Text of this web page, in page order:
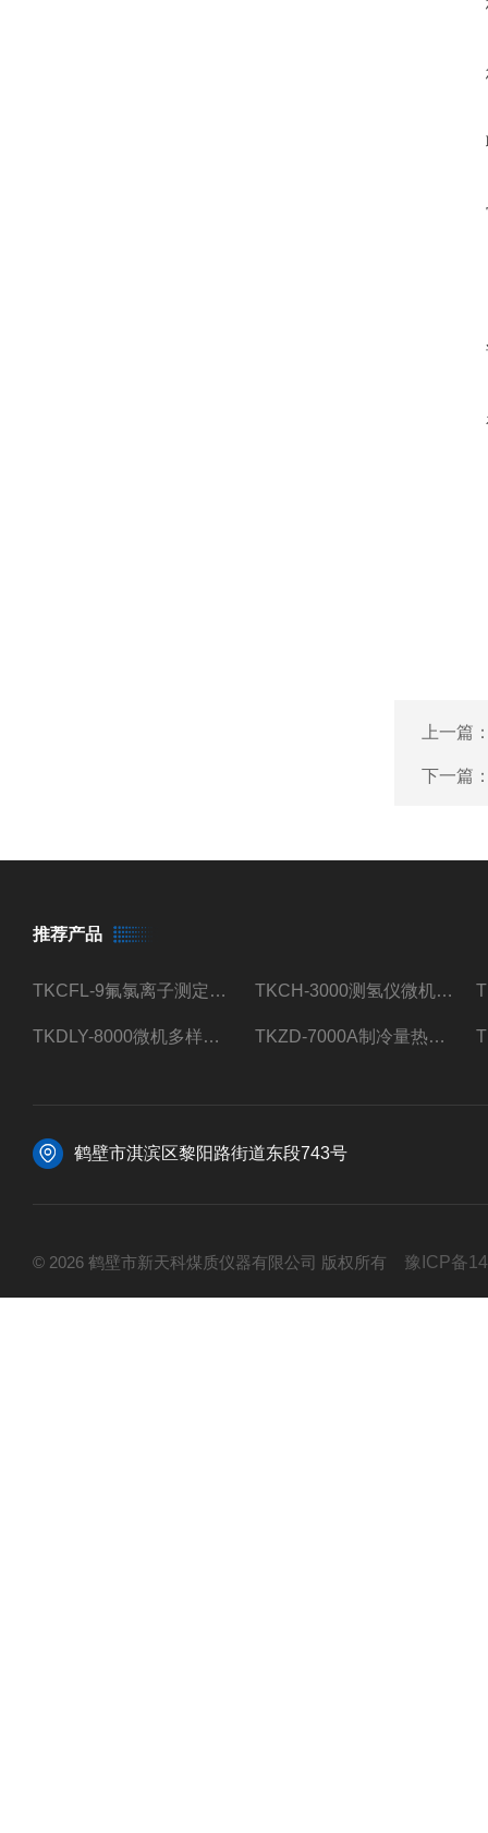
上一篇
下一篇
推荐产品
TKCFL-9氟氯离子测定仪自动煤质检测 TKCH-3000测氢仪微机氢元素测定煤质检测
TKDLY-8000微机多样测硫仪自动定硫仪化验室硫含量测定 TKZD-7000A制冷量热仪自动升降热值仪煤质检测
鹤壁市淇滨区黎阳路街道东段743号
© 2026 鹤壁市新天科煤质仪器有限公司 版权所有 豫ICP备